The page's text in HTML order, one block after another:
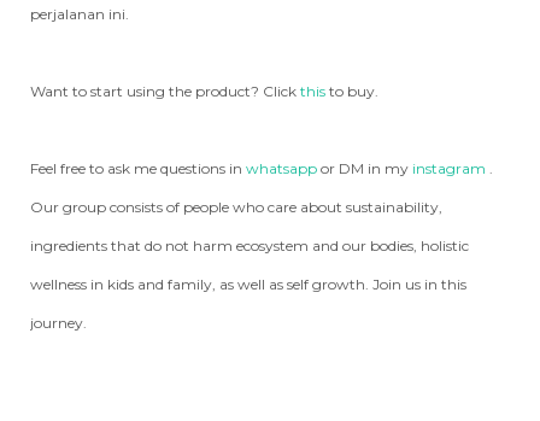
perjalanan ini.
Want to start using the product? Click this to buy.
Feel free to ask me questions in whatsapp or DM in my instagram
Our group consists of people who care about sustainability,
ingredients that do not harm ecosystem and our bodies, holistic
wellness in kids and family, as well as self growth. Join us in this
journey.